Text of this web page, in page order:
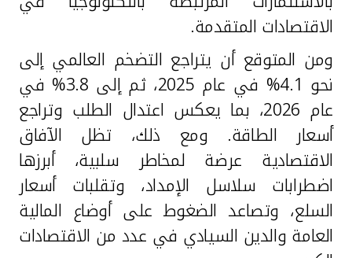
الاقتصادات المتقدمة.
ومن المتوقع أن يتراجع التضخم العالمي إلى
نحو 4.1% في عام 2025، ثم إلى 3.8% في
عام 2026، بما يعكس اعتدال الطلب وتراجع
أسعار الطاقة. ومع ذلك، تظل الآفاق
الاقتصادية عرضة لمخاطر سلبية، أبرزها
اضطرابات سلاسل الإمداد، وتقلبات أسعار
السلع، وتصاعد الضغوط على أوضاع المالية
العامة والدين السيادي في عدد من الاقتصادات